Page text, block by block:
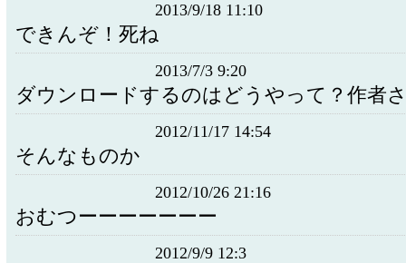
2013/9/18 11:10
できんぞ！死ね
2013/7/3 9:20
ダウンロードするのはどうやって？作者
2012/11/17 14:54
そんなものか
2012/10/26 21:16
おむつーーーーーーー
2012/9/9 12:3